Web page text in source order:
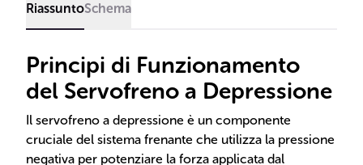
RiassuntoSchema
Principi di Funzionamento
del Servofreno a Depressione
Il servofreno a depressione è un componente
cruciale del sistema frenante che utilizza la pressione
negativa per potenziare la forza applicata dal